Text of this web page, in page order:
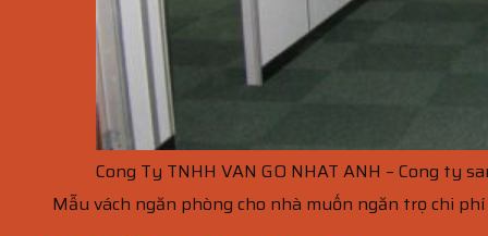
Cong Ty TNHH VAN GO NHAT ANH – Cong ty
Mẫu vách ngăn phòng cho nhà muốn ngăn trọ chi